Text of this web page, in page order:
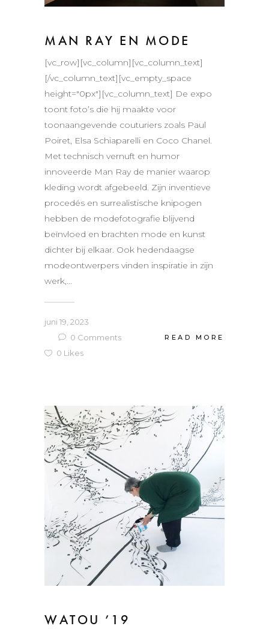
MAN RAY EN MODE
[vc_row][vc_column][vc_column_text]
[/vc_column_text][vc_empty_space
height="0px"][vc_column_text] De expo
toont foto’s die hij maakte voor
toonaangevende couturiers zoals Paul
Poiret, Elsa Schiaparelli en Coco Chanel.
Met technisch vernuft en humor
innoveerde Man Ray de manier waarop
kleding wordt afgebeeld. Zijn inventieve
procedés en surrealistische knipogen
hebben de modefotografie blijvend
beïnvloed en brachten mode en kunst
dichter bij elkaar. Ook hedendaagse
modeontwerpers vinden inspiratie in zijn
werk,...
juni 19, 2023
0 Comments
0 Likes
READ MORE
WATOU ’19